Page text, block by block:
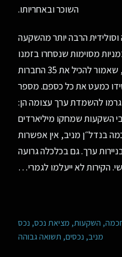
השוכר ובאחריותו.
הרבה יותר מהשקעה
מסוימות שנסחרו בזמנו
במדד ת״א 35, מדד המעוף, שאמור להכיל את 35 החברות
כמעט את כל כספם. מספר
להשמדת ערך עצומה הן:
השקעות שמחקו מיליארדים
בנדל״ן מניב, אין אפשרות
ערך. גם בכלכלה גרועה
הקירות לא ייעלמו לגמרי…
, השקעות, מציאת נכס, נכס
מניב, נכסים, תשואה גבוהה